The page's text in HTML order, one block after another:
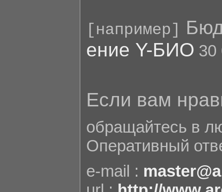
[например]
ение Y-БИО 30
Если вам
обращайтесь в
Оперативный
e-mail :